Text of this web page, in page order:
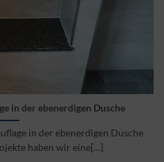
in der ebenerdigen Dusche
in der ebenerdigen Dusche
haben wir eine[…]